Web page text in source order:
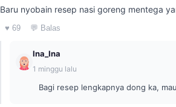
Baru nyobain resep nasi goreng mentega
♥ 69 💬 Balas
Ina_Ina
1 minggu lalu
Bagi resep lengkapnya dong ka,